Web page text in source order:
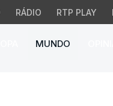
RÁDIO RTP PLAY
MUNDO
de